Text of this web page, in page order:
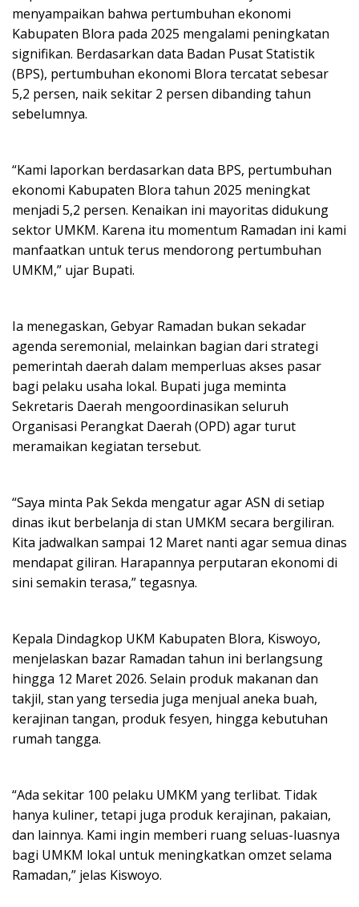
menyampaikan bahwa pertumbuhan ekonomi
Kabupaten Blora pada 2025 mengalami peningkatan
signifikan. Berdasarkan data Badan Pusat Statistik
(BPS), pertumbuhan ekonomi Blora tercatat sebesar
5,2 persen, naik sekitar 2 persen dibanding tahun
sebelumnya.
“Kami laporkan berdasarkan data BPS, pertumbuhan
ekonomi Kabupaten Blora tahun 2025 meningkat
menjadi 5,2 persen. Kenaikan ini mayoritas didukung
sektor UMKM. Karena itu momentum Ramadan ini kami
manfaatkan untuk terus mendorong pertumbuhan
UMKM,” ujar Bupati.
Ia menegaskan, Gebyar Ramadan bukan sekadar
agenda seremonial, melainkan bagian dari strategi
pemerintah daerah dalam memperluas akses pasar
bagi pelaku usaha lokal. Bupati juga meminta
Sekretaris Daerah mengoordinasikan seluruh
Organisasi Perangkat Daerah (OPD) agar turut
meramaikan kegiatan tersebut.
“Saya minta Pak Sekda mengatur agar ASN di setiap
dinas ikut berbelanja di stan UMKM secara bergiliran.
Kita jadwalkan sampai 12 Maret nanti agar semua dinas
mendapat giliran. Harapannya perputaran ekonomi di
sini semakin terasa,” tegasnya.
Kepala Dindagkop UKM Kabupaten Blora, Kiswoyo,
menjelaskan bazar Ramadan tahun ini berlangsung
hingga 12 Maret 2026. Selain produk makanan dan
takjil, stan yang tersedia juga menjual aneka buah,
kerajinan tangan, produk fesyen, hingga kebutuhan
rumah tangga.
“Ada sekitar 100 pelaku UMKM yang terlibat. Tidak
hanya kuliner, tetapi juga produk kerajinan, pakaian,
dan lainnya. Kami ingin memberi ruang seluas-luasnya
bagi UMKM lokal untuk meningkatkan omzet selama
Ramadan,” jelas Kiswoyo.